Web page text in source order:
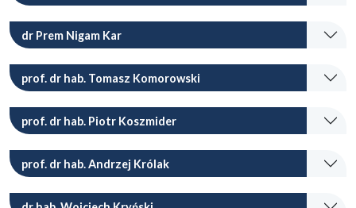
dr Prem Nigam Kar
prof. dr hab. Tomasz Komorowski
prof. dr hab. Piotr Koszmider
prof. dr hab. Andrzej Królak